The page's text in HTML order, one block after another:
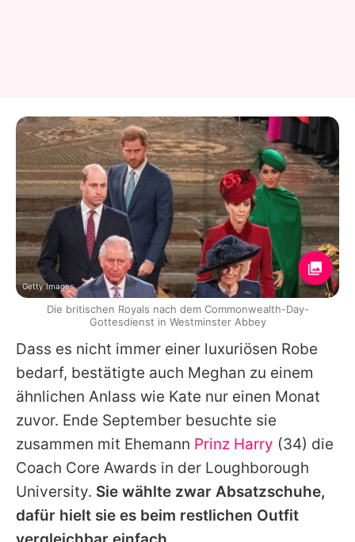
Dass es nicht immer einer luxuriösen Robe
bedarf, bestätigte auch Meghan zu einem
ähnlichen Anlass wie Kate nur einen Monat
zuvor. Ende September besuchte sie
zusammen mit Ehemann Prinz Harry (34) die
Coach Core Awards in der Loughborough
University. Sie wählte zwar Absatzschuhe,
dafür hielt sie es beim restlichen Outfit
Getty Images
Die britischen Royals nach dem Commonwealth-Day-
Gottesdienst in Westminster Abbey